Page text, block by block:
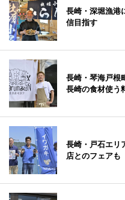
長崎・深堀漁
信目指す
長崎・琴海戸根
長崎の食材使う
長崎・戸石エ
店とのフェアも